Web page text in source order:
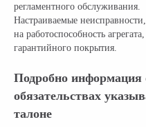
регламентного обслуживания.
Настраиваемые
на работоспособность
гарантийного покрытия.
Подробно информация
обязательствах
талоне